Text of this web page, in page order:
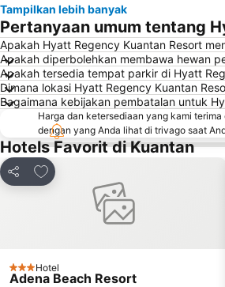
Tampilkan lebih banyak
Pertanyaan umum tentang
Apakah Hyatt Regency Kuantan Resort
Apakah diperbolehkan membawa hewan
Apakah tersedia tempat parkir di Hyatt
Dimana lokasi Hyatt Regency Kuantan
Bagaimana kebijakan pembatalan untuk
Harga dan ketersediaan yang kami
dengan yang Anda lihat di trivago saat
Hotels Favorit di Kuantan
Bagikan
Tambahkan ke favorit
3 Bintang
Hotel
Adena Beach Resort